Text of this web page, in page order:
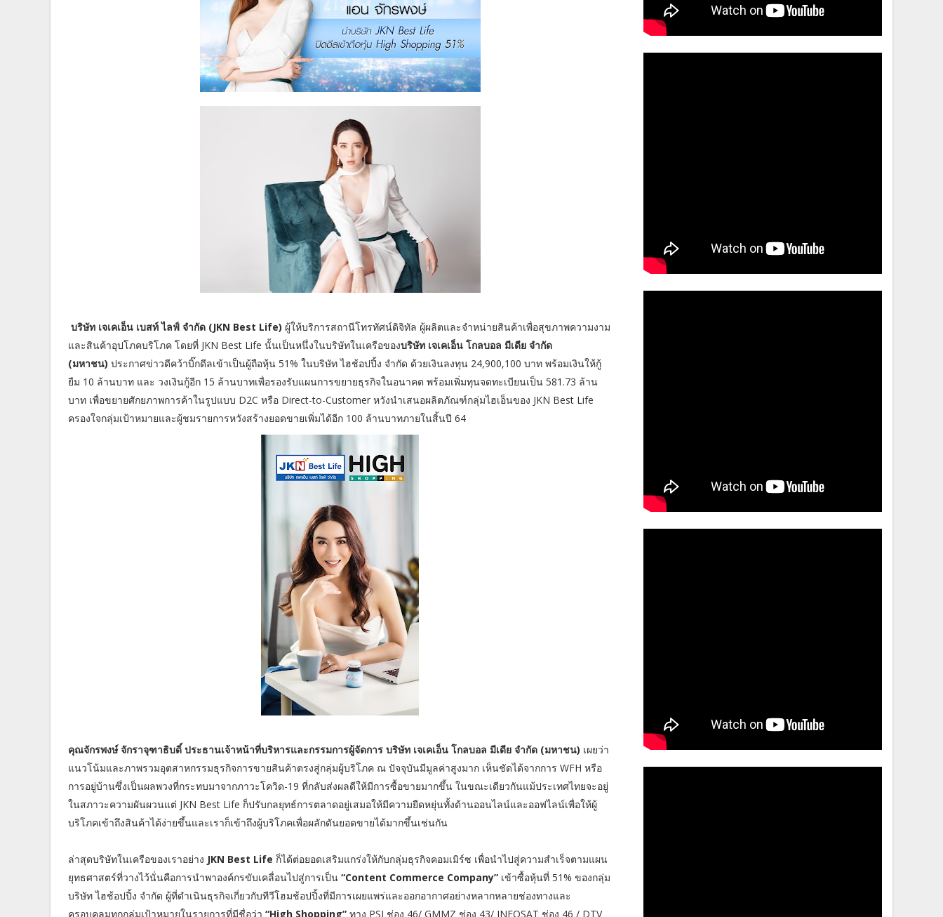
บริษัท เจเคเอ็น เบสท์ ไลฟ์ จำกัด (JKN Best Life) ผู้ให้บริการสถานีโทรทัศน์ดิจิทัล ผู้ผลิตและจำหน่ายสินค้าเพื่อสุขภาพความงาม
และสินค้าอุปโภคบริโภค โดยที่ JKN Best Life นั้นเป็นหนึ่งในบริษัทในเครือของบริษัท เจเคเอ็น โกลบอล มีเดีย จำกัด
(มหาชน) ประกาศข่าวดีคว้าบิ๊กดีลเข้าเป็นผู้ถือหุ้น 51% ในบริษัท ไฮช้อปปิ้ง จำกัด ด้วยเงินลงทุน 24,900,100 บาท พร้อมเงินให้กู้
ยืม 10 ล้านบาท และ วงเงินกู้อีก 15 ล้านบาทเพื่อรองรับแผนการขยายธุรกิจในอนาคต พร้อมเพิ่มทุนจดทะเบียนเป็น 581.73 ล้าน
บาท เพื่อขยายศักยภาพการค้าในรูปแบบ D2C หรือ Direct-to-Customer หวังนำเสนอผลิตภัณฑ์กลุ่มไฮเอ็นของ JKN Best Life
ครองใจกลุ่มเป้าหมายและผู้ชมรายการหวังสร้างยอดขายเพิ่มได้อีก 100 ล้านบาทภายในสิ้นปี 64
คุณจักรพงษ์ จักราจุฑาธิบดิ์ ประธานเจ้าหน้าที่บริหารและกรรมการผู้จัดการ บริษัท เจเคเอ็น โกลบอล มีเดีย จำกัด (มหาชน) เผยว่า
แนวโน้มและภาพรวมอุตสาหกรรมธุรกิจการขายสินค้าตรงสู่กลุ่มผู้บริโภค ณ ปัจจุบันมีมูลค่าสูงมาก เห็นชัดได้จากการ WFH หรือ
การอยู่บ้านซึ่งเป็นผลพวงที่กระทบมาจากภาวะโควิด-19 ที่กลับส่งผลดีให้มีการซื้อขายมากขึ้น ในขณะเดียวกันแม้ประเทศไทยจะอยู่
ในสภาวะความผันผวนแต่ JKN Best Life ก็ปรับกลยุทธ์การตลาดอยู่เสมอให้มีความยืดหยุ่นทั้งด้านออนไลน์และออฟไลน์เพื่อให้ผู้
บริโภคเข้าถึงสินค้าได้ง่ายขึ้นและเราก็เข้าถึงผู้บริโภคเพื่อผลักดันยอดขายได้มากขึ้นเช่นกัน
ล่าสุดบริษัทในเครือของเราอย่าง JKN Best Life ก็ได้ต่อยอดเสริมแกร่งให้กับกลุ่มธุรกิจคอมเมิร์ซ เพื่อนำไปสู่ความสำเร็จตามแผน
ยุทธศาสตร์ที่วางไว้นั่นคือการนำพาองค์กรขับเคลื่อนไปสู่การเป็น “Content Commerce Company” เข้าซื้อหุ้นที่ 51% ของกลุ่ม
บริษัท ไฮช้อปปิ้ง จำกัด ผู้ที่ดำเนินธุรกิจเกี่ยวกับทีวีโฮมช้อปปิ้งที่มีการเผยแพร่และออกอากาศอย่างหลากหลายช่องทางและ
ครอบคลุมทุกกลุ่มเป้าหมายในรายการที่มีชื่อว่า “High Shopping” ทาง PSI ช่อง 46/ GMMZ ช่อง 43/ INFOSAT ช่อง 46 / DTV